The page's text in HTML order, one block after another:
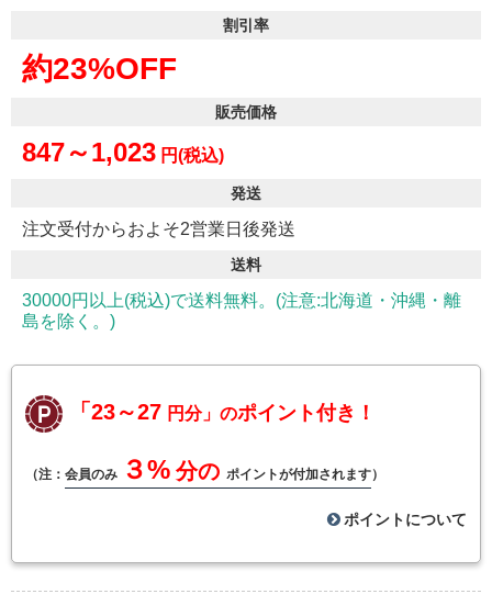
割引率
約23%OFF
販売価格
847～1,023 円(税込)
発送
注文受付からおよそ2営業日後発送
送料
30000円以上(税込)で送料無料。(注意:北海道・沖縄・離
島を除く。)
「23～27 円分」のポイント付き！
（注： 会員のみ ３% 分の ポイントが付加されます）
ポイントについて